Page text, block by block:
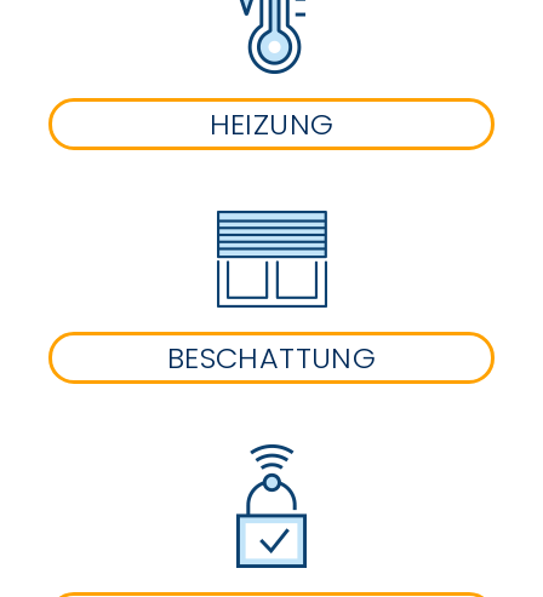
HEIZUNG
BESCHATTUNG